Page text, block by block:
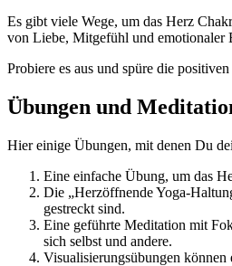
Es gibt viele Wege, um das Herz
von Liebe, Mitgefühl und emotionaler
Probiere es aus und spüre die
Übungen und
Hier einige Übungen, mit denen Du
Eine einfache Übung, um das
Die „Herzöffnende Yoga-
gestreckt sind.
Eine geführte Meditation mit
sich selbst und andere.
Visualisierungsübungen können